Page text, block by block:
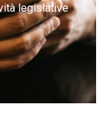
legislative